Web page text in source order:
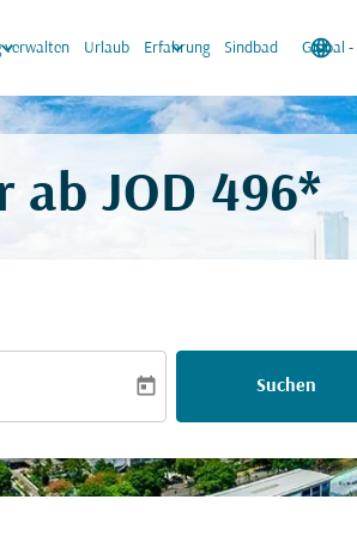
verwalten Urlaub Erfahrung
keyboard_arrow_down Sindbad language
Global -
keyboard_arrow_down
abJOD 496*
today Suchen